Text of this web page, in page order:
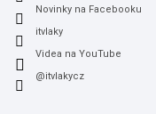
Novinky na Facebooku
itvlaky
Videa na YouTube
@itvlakycz